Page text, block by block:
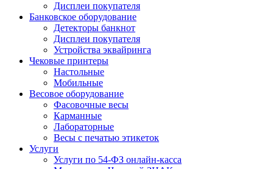
Дисплеи покупателя
Банковское оборудование
Детекторы банкнот
Дисплеи покупателя
Устройства эквайринга
Чековые принтеры
Настольные
Мобильные
Весовое оборудование
Фасовочные весы
Карманные
Лабораторные
Весы с печатью этикеток
Услуги
Услуги по 54-ФЗ онлайн-касса